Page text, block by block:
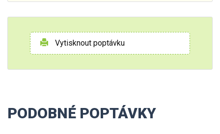
Vytisknout poptávku
PODOBNÉ POPTÁVKY